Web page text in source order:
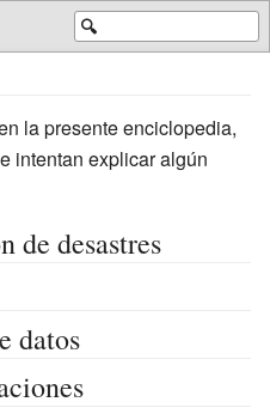
🔍
la presente enciclopedia,
intentan explicar algún
de desastres
datos